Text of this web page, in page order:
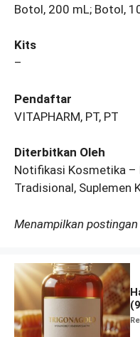
Botol, 200 mL; Botol,
Kits
–
Pendaftar
VITAPHARM, PT, PT
Diterbitkan Oleh
Notifikasi Kosmetika
Tradisional, Suplemen
Menampilkan postingan